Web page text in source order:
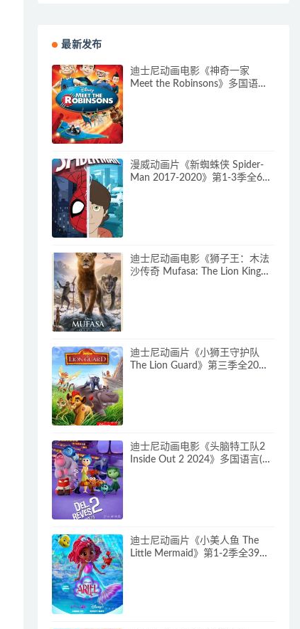
最新发布
迪士尼动画电影《神奇一家
Meet the Robinsons》多国语言
漫威动画片《新蜘蛛侠 Spider-
Man 2017-2020》第1-3季全64
迪士尼动画电影《狮子王：木法
沙传奇 Mufasa: The Lion King》
迪士尼动画片《小狮王守护队
The Lion Guard》第三季全20集
迪士尼动画电影《头脑特工队2
Inside Out 2 2024》多国语言(含
迪士尼动画片《小美人鱼 The
Little Mermaid》第1-2季全39集